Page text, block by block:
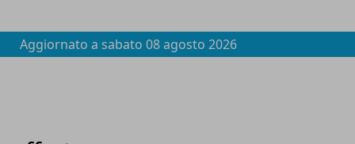
Aggiornato a sabato 08 agosto 2026